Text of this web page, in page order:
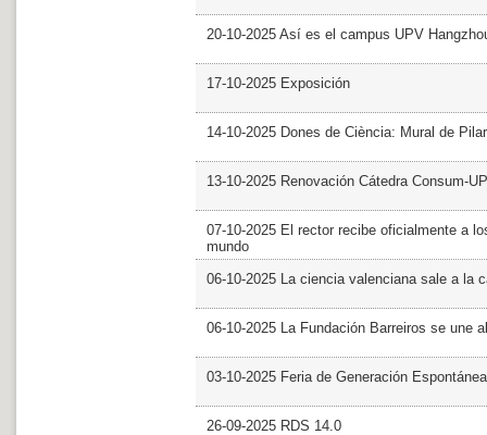
20-10-2025 Así es el campus UPV
17-10-2025 Exposición
14-10-2025 Dones de Ciència: Mural de
13-10-2025 Renovación Cátedra Consum-
07-10-2025 El rector recibe oficialmente a
mundo
06-10-2025 La ciencia valenciana sale a la
06-10-2025 La Fundación Barreiros se une
03-10-2025 Feria de Generación Espontánea
26-09-2025 RDS 14.0